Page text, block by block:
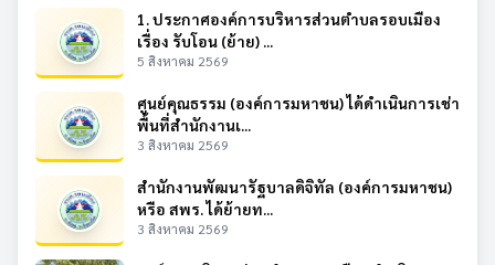
1. ประกาศองค์การบริหารส่วนตำบลรอบเมือง
เรื่อง รับโอน (ย้าย) ...
5 สิงหาคม 2569
ศูนย์คุณธรรม (องค์การมหาชน) ได้ดำเนินการเช่า
พื้นที่สำนักงานเ...
3 สิงหาคม 2569
สำนักงานพัฒนารัฐบาลดิจิทัล (องค์การมหาชน)
หรือ สพร. ได้ย้ายท...
3 สิงหาคม 2569